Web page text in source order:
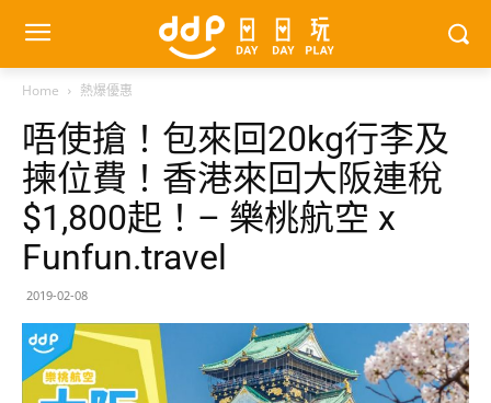
Home 熱爆優惠
唔使搶！包來回20kg行李及
揀位費！香港來回大阪連稅
$1,800起！– 樂桃航空 x
Funfun.travel
2019-02-08